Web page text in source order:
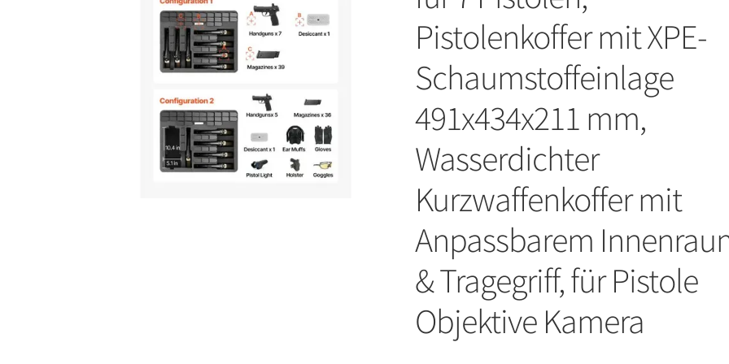
Pistolenkoffer mit XPE-
Schaumstoffeinlage
491x434x211 mm,
Wasserdichter
Kurzwaffenkoffer mit
Anpassbarem
& Tragegriff, für Pistole
Objektive Kamera